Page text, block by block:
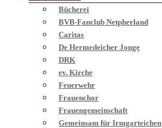
Bücherei
BVB-Fanclub Netpherland
Caritas
De Hermedeicher Jonge
DRK
ev. Kirche
Feuerwehr
Frauenchor
Frauengemeinschaft
Gemeinsam für Irmgarteichen